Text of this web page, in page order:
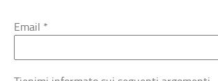
Email *